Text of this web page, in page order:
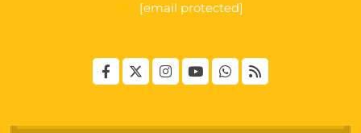
[email protected]